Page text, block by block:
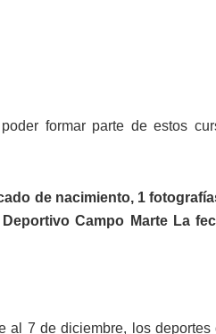
formar parte de estos
de nacimiento, 1
Campo Marte La
7 de diciembre, los